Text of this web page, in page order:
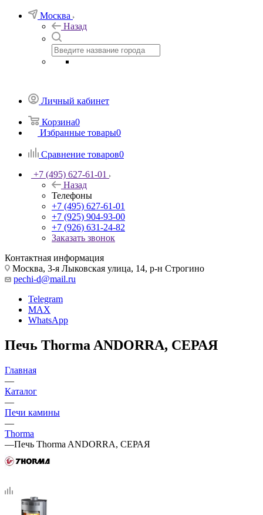
Москва
Назад
Личный кабинет
Корзина0
Избранные товары0
Сравнение товаров0
+7 (495) 627-61-01
Назад
Телефоны
+7 (495) 627-61-01
+7 (925) 904-93-00
+7 (926) 631-24-82
Заказать звонок
Контактная информация
Москва, 3-я Лыковская улица, 14, р-н Строгино
pechi-d@mail.ru
Telegram
MAX
WhatsApp
Печь Thorma ANDORRA, СЕРАЯ
Главная
—
Каталог
—
Печи камины
—
Thorma
—Печь Thorma ANDORRA, СЕРАЯ